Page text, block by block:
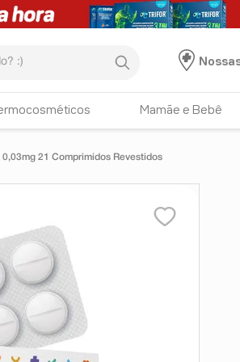
Mamãe e Bebê
0,03mg 21 Comprimidos Revestidos